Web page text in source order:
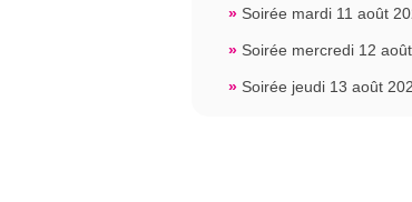
» Soirée mardi 11 août
» Soirée mercredi 12
» Soirée jeudi 13 août